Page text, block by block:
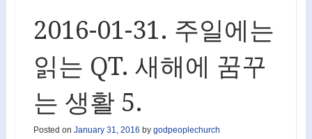
2016-01-31. 주일에는
읽는 QT. 새해에 꿈꾸
는 생활 5.
Posted on January 31, 2016 by godpeoplechurch